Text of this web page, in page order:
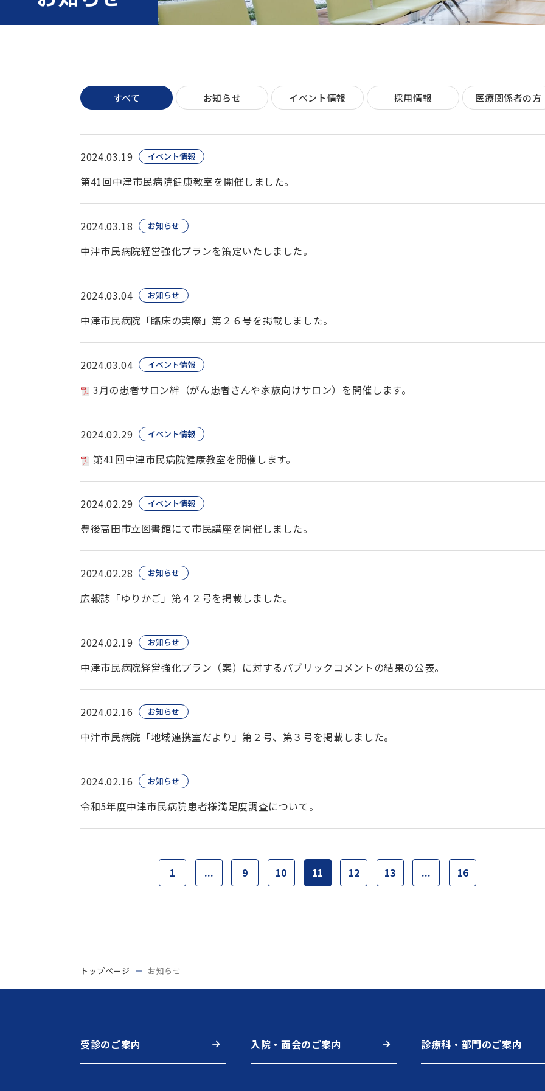
すべて お知らせ イベント情報 採用情報 医療関係者の方
2024.03.19 イベント情報
第41回中津市民病院健康教室を開催しました。
2024.03.18 お知らせ
中津市民病院経営強化プランを策定いたしました。
2024.03.04 お知らせ
中津市民病院「臨床の実際」第２６号を掲載しました。
2024.03.04 イベント情報
3月の患者サロン絆（がん患者さんや家族向けサロン）を開催します。
2024.02.29 イベント情報
第41回中津市民病院健康教室を開催します。
2024.02.29 イベント情報
豊後高田市立図書館にて市民講座を開催しました。
2024.02.28 お知らせ
広報誌「ゆりかご」第４２号を掲載しました。
2024.02.19 お知らせ
中津市民病院経営強化プラン（案）に対するパブリックコメントの結果の公表。
2024.02.16 お知らせ
中津市民病院「地域連携室だより」第２号、第３号を掲載しました。
2024.02.16 お知らせ
令和5年度中津市民病院患者様満足度調査について。
1 ... 9 10 11 12 13 ... 16
トップページ お知らせ
受診のご案内 入院・面会のご案内 診療科・部門のご案内